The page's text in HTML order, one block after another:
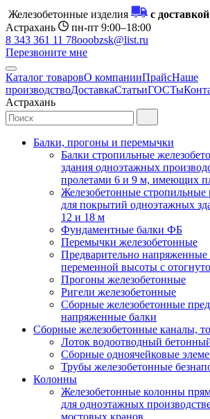
Железобетонные изделия
с
Астрахань
пн-пт 9:00–18:00
8 343 361 11 78ooobzsk@list.ru
Перезвоните мне
Каталог товаровО компанииПрайсНаше
производствоДоставкаСтатьиГОСТы
Астрахань
Балки, прогоны и перемычки
Балки стропильные
здания одноэтажных
пролетами 6 и 9 м, имеющих
Железобетонные стропильные
для покрытий одноэтажных
12 и 18 м
Фундаментные балки ФБ
Перемычки железобетонные
Предварительно
переменной высоты с
Прогоны железобетонные
Ригели железобетонные
Сборные железобетонные
напряженные балки
Сборные железобетонные каналы,
Лоток водоотводный
Сборные одноячейковые
Трубы железобетонные
Колонны
Железобетонные колонны
для одноэтажных
мостовых кранов